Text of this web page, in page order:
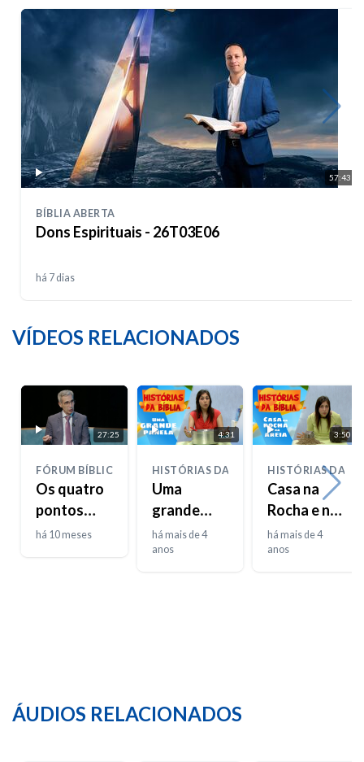
57:43
BÍBLIA ABERTA
Dons Espirituais - 26T03E06
há 7 dias
VÍDEOS RELACIONADOS
27:25
FÓRUM BÍBLICO
Os quatro
pontos
cardeais na
há 10 meses
4:31
HISTÓRIAS DA BIBLIA
Uma
grande
panela
há mais de 4
anos
3:50
HISTÓRIAS DA
Casa na
Rocha e na
Areia
há mais de 4
anos
ÁUDIOS RELACIONADOS